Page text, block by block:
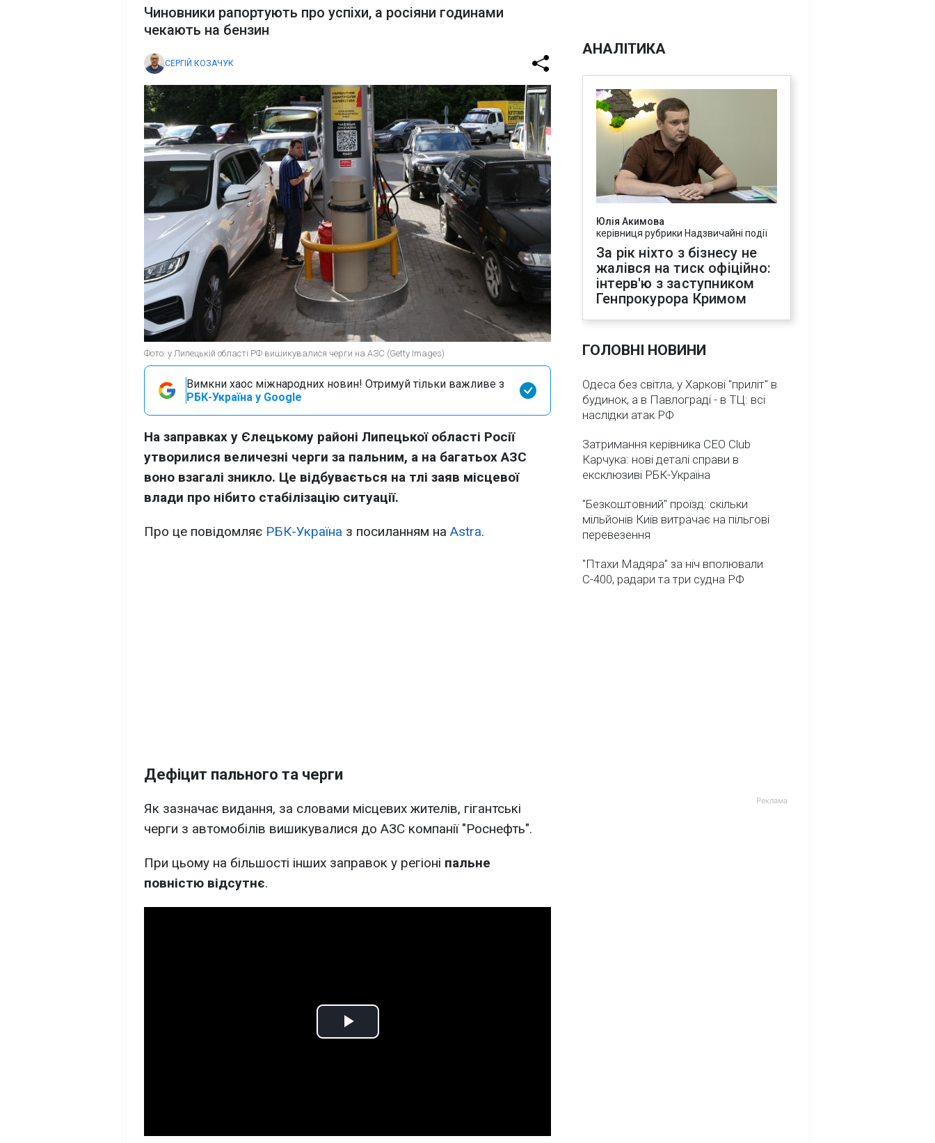
Чиновники рапортують про успіхи, а росіяни годинами
чекають на бензин
СЕРГІЙ КОЗАЧУК
Фото: у Липецькій області РФ вишикувалися черги на АЗС (Getty Images)
Вимкни хаос міжнародних новин! Отримуй тільки важливе з
РБК-Україна у Google
На заправках у Єлецькому районі Липецької області Росії
утворилися величезні черги за пальним, а на багатьох АЗС
воно взагалі зникло. Це відбувається на тлі заяв місцевої
влади про нібито стабілізацію ситуації.
Про це повідомляє РБК-Україна з посиланням на Astra.
Дефіцит пального та черги
Як зазначає видання, за словами місцевих жителів, гігантські
черги з автомобілів вишикувалися до АЗС компанії "Роснефть".
При цьому на більшості інших заправок у регіоні пальне
повністю відсутнє.
Play
АНАЛІТИКА
Юлія Акимова
керівниця рубрики Надзвичайні події
За рік ніхто з бізнесу не
жалівся на тиск офіційно:
інтерв'ю з заступником
Генпрокурора Кримом
ГОЛОВНІ НОВИНИ
Одеса без світла, у Харкові "приліт" в
будинок, а в Павлограді - в ТЦ: всі
наслідки атак РФ
Затримання керівника CEO Club
Карчука: нові деталі справи в
ексклюзиві РБК-Україна
"Безкоштовний" проїзд: скільки
мільйонів Київ витрачає на пільгові
перевезення
"Птахи Мадяра" за ніч вполювали
С-400, радари та три судна РФ